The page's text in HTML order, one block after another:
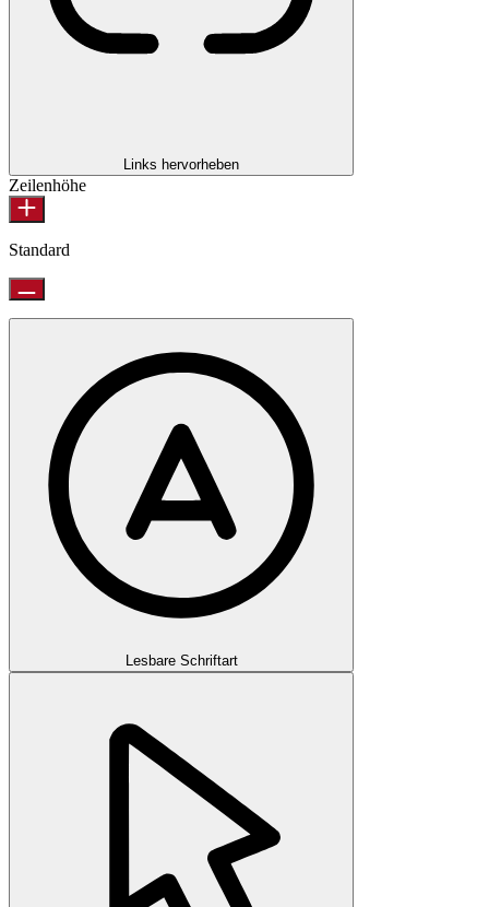
Links hervorheben
Zeilenhöhe
Standard
Lesbare Schriftart